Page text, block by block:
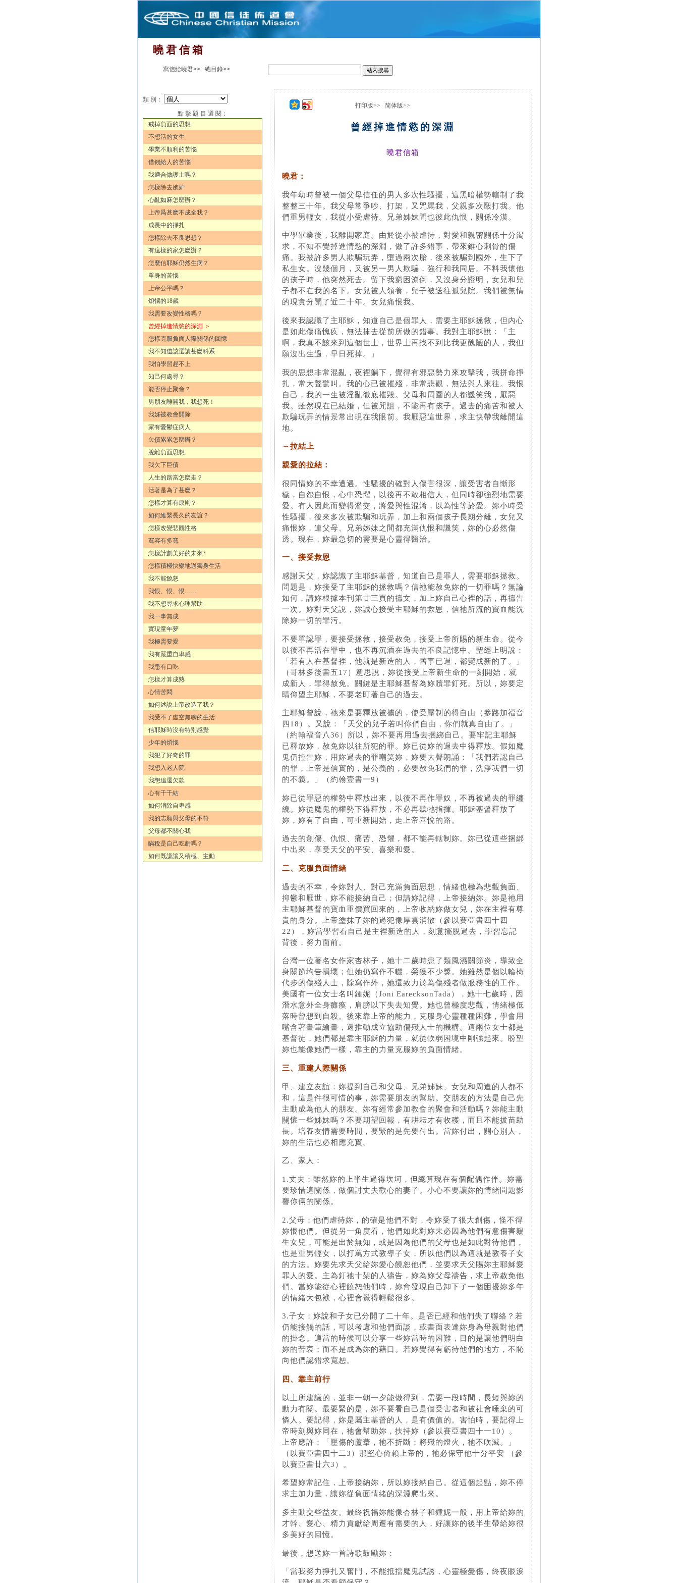
曉 君 信 箱
寫信給曉君>> 總目錄>>
類 別：
點 擊 題 目 選 閱：
戒掉負面的思想
不想活的女生
學業不順利的苦惱
借錢給人的苦惱
我適合做護士嗎？
怎樣除去嫉妒
心亂如麻怎麼辦？
上帝爲甚麽不成全我？
成長中的掙扎
怎樣除去不良思想？
有這樣的家怎麼辦？
怎麼信耶穌仍然生病？
單身的苦惱
上帝公平嗎？
煩惱的18歲
我需要改變性格嗎？
曾經掉進情慾的深淵 ＞
怎樣克服負面人際關係的回憶
我不知道該選讀甚麼科系
我怕學習趕不上
知己何處尋？
能否停止聚會？
男朋友離開我，我想死！
我姊被教會開除
家有憂鬱症病人
欠債累累怎麼辦？
脫離負面思想
我欠下巨債
人生的路當怎麼走？
活著是為了甚麼？
怎樣才算有原則？
如何維繫長久的友誼？
怎樣改變悲觀性格
寬容有多寬
怎樣計劃美好的未來?
怎樣積極快樂地過獨身生活
我不能饒恕
我恨、恨、恨……
我不想尋求心理幫助
我一事無成
實現童年夢
我極需要愛
我有嚴重自卑感
我患有口吃
怎樣才算成熟
心情苦悶
如何述說上帝改造了我？
我受不了虛空無聊的生活
信耶穌時沒有特別感覺
少年的煩惱
我犯了好奇的罪
我想入老人院
我想追還欠款
心有千千結
如何消除自卑感
我的志願與父母的不符
父母都不關心我
瞞稅是自己吃虧嗎？
如何既謙讓又積極、主動
打印版>> 简体版>>
曾經掉進情慾的深淵
曉君信箱
曉君：
我年幼時曾被一個父母信任的男人多次性騷擾，這黑暗權勢轄制了我
整整三十年。我父母常爭吵、打架，又咒罵我，父親多次毆打我。他
們重男輕女，我從小受虐待。兄弟姊妹間也彼此仇恨，關係冷漠。
中學畢業後，我離開家庭。由於從小被虐待，對愛和親密關係十分渴
求，不知不覺掉進情慾的深淵，做了許多錯事，帶來錐心刺骨的傷
痛。我被許多男人欺騙玩弄，墮過兩次胎，後來被騙到國外，生下了
私生女。沒幾個月，又被另一男人欺騙，強行和我同居。不料我懷他
的孩子時，他突然死去。留下我窮困潦倒，又沒身分證明，女兒和兒
子都不在我的名下。女兒被人領養，兒子被送往孤兒院。我們被無情
的現實分開了近二十年。女兒痛恨我。
後來我認識了主耶穌，知道自己是個罪人，需要主耶穌拯救，但內心
是如此傷痛愧疚，無法抹去從前所做的錯事。我對主耶穌說：「主
啊，我真不該來到這個世上，世界上再找不到比我更醜陋的人，我但
願沒出生過，早日死掉。」
我的思想非常混亂，夜裡躺下，覺得有邪惡勢力來攻擊我，我拼命掙
扎，常大聲驚叫。我的心已被摧殘，非常悲觀，無法與人來往。我恨
自己，我的一生被淫亂徹底摧毀。父母和周圍的人都譏笑我，厭惡
我。雖然現在已結婚，但被咒詛，不能再有孩子。過去的痛苦和被人
欺騙玩弄的情景常出現在我眼前。我厭惡這世界，求主快帶我離開這
地。
～拉結上
親愛的拉結：
很同情妳的不幸遭遇。性騷擾的確對人傷害很深，讓受害者自慚形
穢，自怨自恨，心中恐懼，以後再不敢相信人，但同時卻強烈地需要
愛。有人因此而變得濫交，將愛與性混淆，以為性等於愛。妳小時受
性騷擾，後來多次被欺騙和玩弄，加上和兩個孩子長期分離，女兒又
痛恨妳，連父母、兄弟姊妹之間都充滿仇恨和譏笑，妳的心必然傷
透。現在，妳最急切的需要是心靈得醫治。
一、接受救恩
感謝天父，妳認識了主耶穌基督，知道自己是罪人，需要耶穌拯救。
問題是，妳接受了主耶穌的拯救嗎？信祂能赦免妳的一切罪嗎？無論
如何，請妳根據本刊第廿三頁的禱文，加上妳自己心裡的話，再禱告
一次。妳對天父說，妳誠心接受主耶穌的救恩，信祂所流的寶血能洗
除妳一切的罪污。
不要單認罪，要接受拯救，接受赦免，接受上帝所賜的新生命。從今
以後不再活在罪中，也不再沉湎在過去的不良記憶中。聖經上明說：
「若有人在基督裡，他就是新造的人，舊事已過，都變成新的了。」
（哥林多後書五17）意思說，妳從接受上帝新生命的一刻開始，就
成新人，罪得赦免。關鍵是主耶穌基督為妳贖罪釘死。所以，妳要定
睛仰望主耶穌，不要老盯著自己的過去。
主耶穌曾說，祂來是要釋放被擄的，使受壓制的得自由（參路加福音
四18）。又說：「天父的兒子若叫你們自由，你們就真自由了。」
（約翰福音八36）所以，妳不要再用過去捆綁自己。要牢記主耶穌
已釋放妳，赦免妳以往所犯的罪。妳已從妳的過去中得釋放。假如魔
鬼仍控告妳，用妳過去的罪嘲笑妳，妳要大聲朗誦：「我們若認自己
的罪，上帝是信實的，是公義的，必要赦免我們的罪，洗淨我們一切
的不義。」（約翰壹書一9）
妳已從罪惡的權勢中釋放出來，以後不再作罪奴，不再被過去的罪纏
繞。妳從魔鬼的權勢下得釋放，不必再聽牠指揮。耶穌基督釋放了
妳，妳有了自由，可重新開始，走上帝喜悅的路。
過去的創傷、仇恨、痛苦、恐懼，都不能再轄制妳。妳已從這些捆綁
中出來，享受天父的平安、喜樂和愛。
二、克服負面情緒
過去的不幸，令妳對人、對己充滿負面思想，情緒也極為悲觀負面、
抑鬱和厭世，妳不能接納自己；但請妳記得，上帝接納妳。妳是祂用
主耶穌基督的寶血重價買回來的，上帝收納妳做女兒，妳在主裡有尊
貴的身分。上帝塗抹了妳的過犯像厚雲消散（參以賽亞書四十四
22），妳當學習看自己是主裡新造的人，刻意擺脫過去，學習忘記
背後，努力面前。
台灣一位著名女作家杏林子，她十二歲時患了類風濕關節炎，導致全
身關節均告損壞；但她仍寫作不輟，榮獲不少獎。她雖然是個以輪椅
代步的傷殘人士，除寫作外，她還致力於為傷殘者做服務性的工作。
美國有一位女士名叫鍾妮（Joni EarecksonTada），她十七歲時，因
潛水意外全身癱瘓，肩膀以下失去知覺。她也曾極度悲觀，情緒極低
落時曾想到自殺。後來靠上帝的能力，克服身心靈種種困難，學會用
嘴含著畫筆繪畫，還推動成立協助傷殘人士的機構。這兩位女士都是
基督徒，她們都是靠主耶穌的力量，就從軟弱困境中剛強起來。盼望
妳也能像她們一樣，靠主的力量克服妳的負面情緒。
三、重建人際關係
甲、建立友誼：妳提到自己和父母、兄弟姊妹、女兒和周遭的人都不
和，這是件很可惜的事，妳需要朋友的幫助。交朋友的方法是自己先
主動成為他人的朋友。妳有經常參加教會的聚會和活動嗎？妳能主動
關懷一些姊妹嗎？不要期望回報，有耕耘才有收穫，而且不能拔苗助
長。培養友情需要時間，要緊的是先要付出。當妳付出，關心別人，
妳的生活也必相應充實。
乙、家人：
1.丈夫：雖然妳的上半生過得坎坷，但總算現在有個配偶作伴。妳需
要珍惜這關係，做個討丈夫歡心的妻子。小心不要讓妳的情緒問題影
響你倆的關係。
2.父母：他們虐待妳，的確是他們不對，令妳受了很大創傷，怪不得
妳恨他們。但從另一角度看，他們如此對妳未必因為他們有意傷害親
生女兒，可能是出於無知，或是因為他們的父母也是如此對待他們，
也是重男輕女，以打罵方式教導子女，所以他們以為這就是教養子女
的方法。妳要先求天父給妳愛心饒恕他們，並要求天父賜妳主耶穌愛
罪人的愛。主為釘祂十架的人禱告，妳為妳父母禱告，求上帝赦免他
們。當妳能從心裡饒恕他們時，妳會發現自己卸下了一個困擾妳多年
的情緒大包袱，心裡會覺得輕鬆很多。
3.子女：妳說和子女已分開了二十年。是否已經和他們失了聯絡？若
仍能接觸的話，可以考慮和他們面談，或書面表達妳身為母親對他們
的掛念。適當的時候可以分享一些妳當時的困難，目的是讓他們明白
妳的苦衷；而不是成為妳的藉口。若妳覺得有虧待他們的地方，不恥
向他們認錯求寬恕。
四、靠主前行
以上所建議的，並非一朝一夕能做得到，需要一段時間，長短與妳的
動力有關。最要緊的是，妳不要看自己是個受害者和被社會唾棄的可
憐人。要記得，妳是屬主基督的人，是有價值的。害怕時，要記得上
帝時刻與妳同在，祂會幫助妳，扶持妳（參以賽亞書四十一10）。
上帝應許：「壓傷的蘆葦，祂不折斷；將殘的燈火，祂不吹滅。」
（以賽亞書四十二3）那堅心倚賴上帝的，祂必保守他十分平安 （參
以賽亞書廿六3）。
希望妳常記住，上帝接納妳，所以妳接納自己。從這個起點，妳不停
求主加力量，讓妳從負面情緒的深淵爬出來。
多主動交些益友。最終祝福妳能像杏林子和鍾妮一般，用上帝給妳的
才幹、愛心、精力貢獻給周遭有需要的人，好讓妳的後半生帶給妳很
多美好的回憶。
最後，想送妳一首詩歌鼓勵妳：
「當我努力掙扎又奮鬥，不能抵擋魔鬼試誘，心靈極憂傷，終夜眼淚